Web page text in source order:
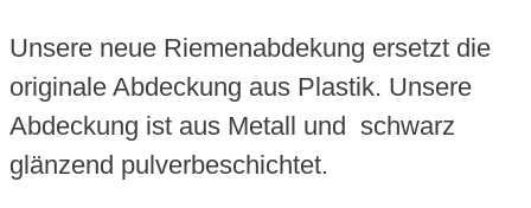
Unsere neue Riemenabdekung ersetzt die
originale Abdeckung aus Plastik. Unsere
Abdeckung ist aus Metall und schwarz
glänzend pulverbeschichtet.